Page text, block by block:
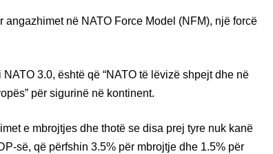
në NATO Force Model (NFM), një forcë
3.0, është që “NATO të lëvizë shpejt dhe në
për sigurinë në kontinent.
e mbrojtjes dhe thotë se disa prej tyre nuk kanë
së, që përfshin 3.5% për mbrojtje dhe 1.5% për